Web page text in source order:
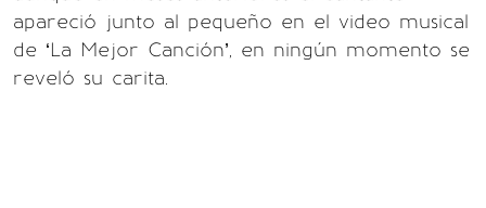
apareció junto al pequeño en el video musical
de ‘La Mejor Canción’, en ningún momento se
reveló su carita.